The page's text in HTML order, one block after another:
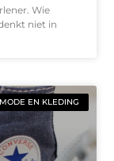
Wie
niet in
MODE EN KLEDING